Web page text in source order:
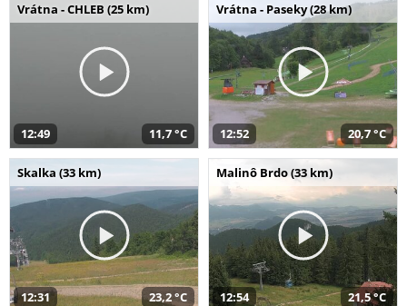
Vrátna - CHLEB (25 km)
12:49 11,7 °C
Vrátna - Paseky (28 km)
12:52 20,7 °C
Skalka (33 km)
12:31 23,2 °C
Malinô Brdo (33 km)
12:54 21,5 °C